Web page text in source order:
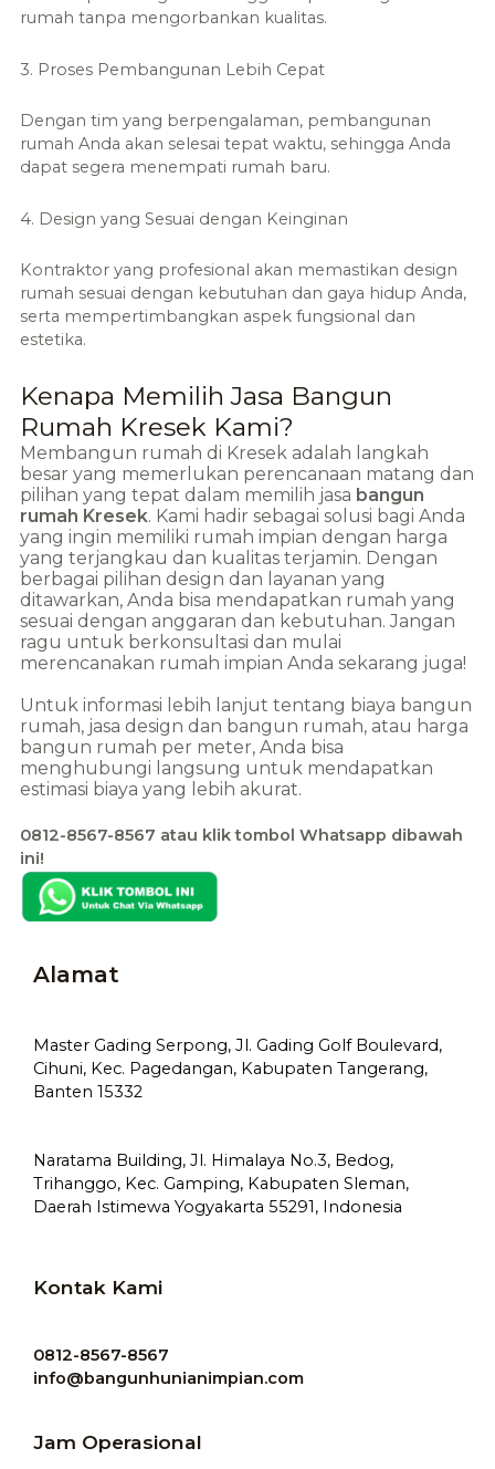
rumah tanpa mengorbankan kualitas.
3. Proses Pembangunan Lebih Cepat
Dengan tim yang berpengalaman, pembangunan
rumah Anda akan selesai tepat waktu, sehingga Anda
dapat segera menempati rumah baru.
4. Design yang Sesuai dengan Keinginan
Kontraktor yang profesional akan memastikan design
rumah sesuai dengan kebutuhan dan gaya hidup Anda,
serta mempertimbangkan aspek fungsional dan
estetika.
Kenapa Memilih Jasa Bangun
Rumah Kresek Kami?
Membangun rumah di Kresekadalah langkah
besar yang memerlukan perencanaan matang dan
pilihan yang tepat dalam memilih jasa bangun
rumah Kresek. Kami hadir sebagai solusi bagi Anda
yang ingin memiliki rumah impian dengan harga
yang terjangkau dan kualitas terjamin. Dengan
berbagai pilihan design dan layanan yang
ditawarkan, Anda bisa mendapatkan rumah yang
sesuai dengan anggaran dan kebutuhan. Jangan
ragu untuk berkonsultasi dan mulai
merencanakan rumah impian Anda sekarang juga!
Untuk informasi lebih lanjut tentang biaya bangun
rumah, jasa design dan bangun rumah, atau harga
bangun rumah per meter, Anda bisa
menghubungi langsung untuk mendapatkan
estimasi biaya yang lebih akurat.
0812-8567-8567 atau klik tombol Whatsapp dibawah
ini!
Alamat
Master Gading Serpong, Jl. Gading Golf Boulevard,
Cihuni, Kec. Pagedangan, Kabupaten Tangerang,
Banten 15332
Naratama Building, Jl. Himalaya No.3, Bedog,
Trihanggo, Kec. Gamping, Kabupaten Sleman,
Daerah Istimewa Yogyakarta 55291, Indonesia
Kontak Kami
0812-8567-8567
info@bangunhunianimpian.com
Jam Operasional